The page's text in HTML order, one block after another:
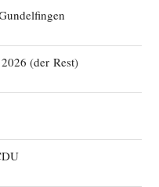
(der Rest)